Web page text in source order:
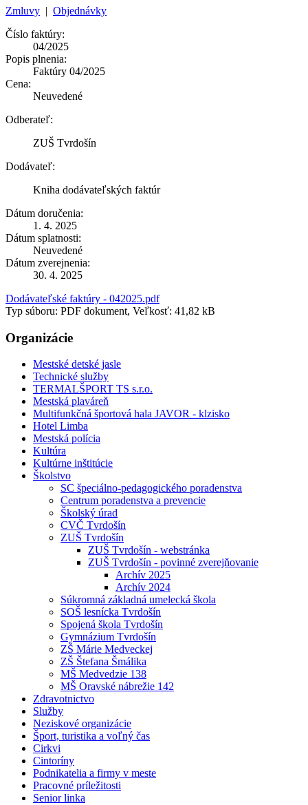
Zmluvy | Objednávky
Číslo faktúry:
04/2025
Popis plnenia:
Faktúry 04/2025
Cena:
Neuvedené
Odberateľ:
ZUŠ Tvrdošín
Dodávateľ:
Kniha dodávateľských faktúr
Dátum doručenia:
1. 4. 2025
Dátum splatnosti:
Neuvedené
Dátum zverejnenia:
30. 4. 2025
Dodávateľské faktúry - 042025.pdf
Typ súboru: PDF dokument, Veľkosť: 41,82 kB
Organizácie
Mestské detské jasle
Technické služby
TERMALŠPORT TS s.r.o.
Mestská plaváreň
Multifunkčná športová hala JAVOR - klzisko
Hotel Limba
Mestská polícia
Kultúra
Kultúrne inštitúcie
Školstvo
SC špeciálno-pedagogického poradenstva
Centrum poradenstva a prevencie
Školský úrad
CVČ Tvrdošín
ZUŠ Tvrdošín
ZUŠ Tvrdošín - webstránka
ZUŠ Tvrdošín - povinné zverejňovanie
Archív 2025
Archív 2024
Súkromná základná umelecká škola
SOŠ lesnícka Tvrdošín
Spojená škola Tvrdošín
Gymnázium Tvrdošín
ZŠ Márie Medveckej
ZŠ Štefana Šmálika
MŠ Medvedzie 138
MŠ Oravské nábrežie 142
Zdravotnictvo
Služby
Neziskové organizácie
Šport, turistika a voľný čas
Cirkvi
Cintoríny
Podnikatelia a firmy v meste
Pracovné príležitosti
Senior linka